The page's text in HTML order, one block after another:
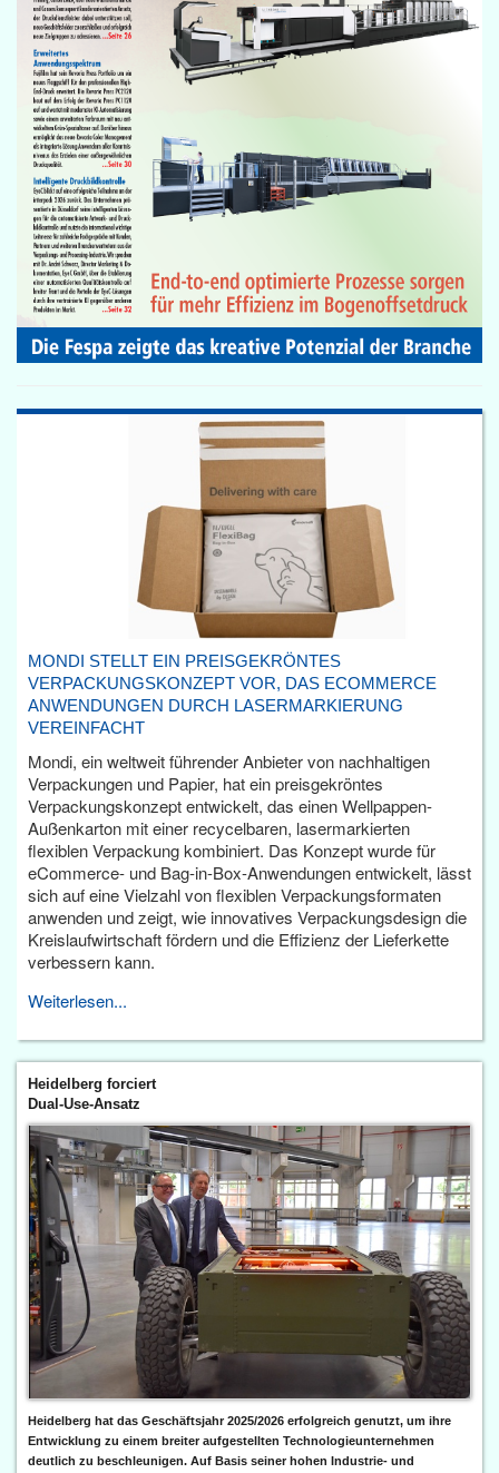
MONDI STELLT EIN PREISGEKRÖNTES
VERPACKUNGSKONZEPT VOR, DAS ECOMMERCE
ANWENDUNGEN DURCH LASERMARKIERUNG
VEREINFACHT
Mondi, ein weltweit führender Anbieter von nachhaltigen
Verpackungen und Papier, hat ein preisgekröntes
Verpackungskonzept entwickelt, das einen Wellpappen-
Außenkarton mit einer recycelbaren, lasermarkierten
flexiblen Verpackung kombiniert. Das Konzept wurde für
eCommerce- und Bag-in-Box-Anwendungen entwickelt, lässt
sich auf eine Vielzahl von flexiblen Verpackungsformaten
anwenden und zeigt, wie innovatives Verpackungsdesign die
Kreislaufwirtschaft fördern und die Effizienz der Lieferkette
verbessern kann.
Weiterlesen...
Heidelberg forciert
Dual-Use-Ansatz
Heidelberg hat das Geschäftsjahr 2025/2026 erfolgreich genutzt, um ihre
Entwicklung zu einem breiter aufgestellten Technologieunternehmen
deutlich zu beschleunigen. Auf Basis seiner hohen Industrie- und